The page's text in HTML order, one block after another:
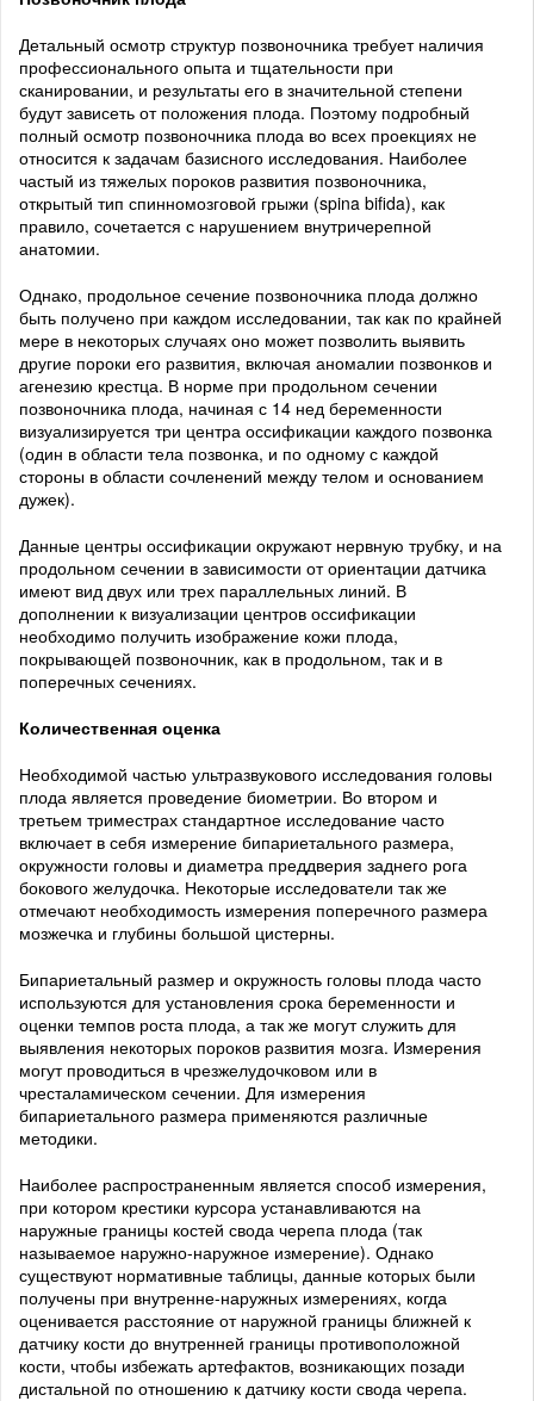
Детальный осмотр структур позвоночника требует наличия
профессионального опыта и тщательности при
сканировании, и результаты его в значительной степени
будут зависеть от положения плода. Поэтому подробный
полный осмотр позвоночника плода во всех проекциях не
относится к задачам базисного исследования. Наиболее
частый из тяжелых пороков развития позвоночника,
открытый тип спинномозговой грыжи (spina bifida), как
правило, сочетается с нарушением внутричерепной
анатомии.
Однако, продольное сечение позвоночника плода должно
быть получено при каждом исследовании, так как по крайней
мере в некоторых случаях оно может позволить выявить
другие пороки его развития, включая аномалии позвонков и
агенезию крестца. В норме при продольном сечении
позвоночника плода, начиная с 14 нед беременности
визуализируется три центра оссификации каждого позвонка
(один в области тела позвонка, и по одному с каждой
стороны в области сочленений между телом и основанием
дужек).
Данные центры оссификации окружают нервную трубку, и на
продольном сечении в зависимости от ориентации датчика
имеют вид двух или трех параллельных линий. В
дополнении к визуализации центров оссификации
необходимо получить изображение кожи плода,
покрывающей позвоночник, как в продольном, так и в
поперечных сечениях.
Количественная оценка
Необходимой частью ультразвукового исследования головы
плода является проведение биометрии. Во втором и
третьем триместрах стандартное исследование часто
включает в себя измерение бипариетального размера,
окружности головы и диаметра преддверия заднего рога
бокового желудочка. Некоторые исследователи так же
отмечают необходимость измерения поперечного размера
мозжечка и глубины большой цистерны.
Бипариетальный размер и окружность головы плода часто
используются для установления срока беременности и
оценки темпов роста плода, а так же могут служить для
выявления некоторых пороков развития мозга. Измерения
могут проводиться в чрезжелудочковом или в
чресталамическом сечении. Для измерения
бипариетального размера применяются различные
методики.
Наиболее распространенным является способ измерения,
при котором крестики курсора устанавливаются на
наружные границы костей свода черепа плода (так
называемое наружно-наружное измерение). Однако
существуют нормативные таблицы, данные которых были
получены при внутренне-наружных измерениях, когда
оценивается расстояние от наружной границы ближней к
датчику кости до внутренней границы противоположной
кости, чтобы избежать артефактов, возникающих позади
дистальной по отношению к датчику кости свода черепа.